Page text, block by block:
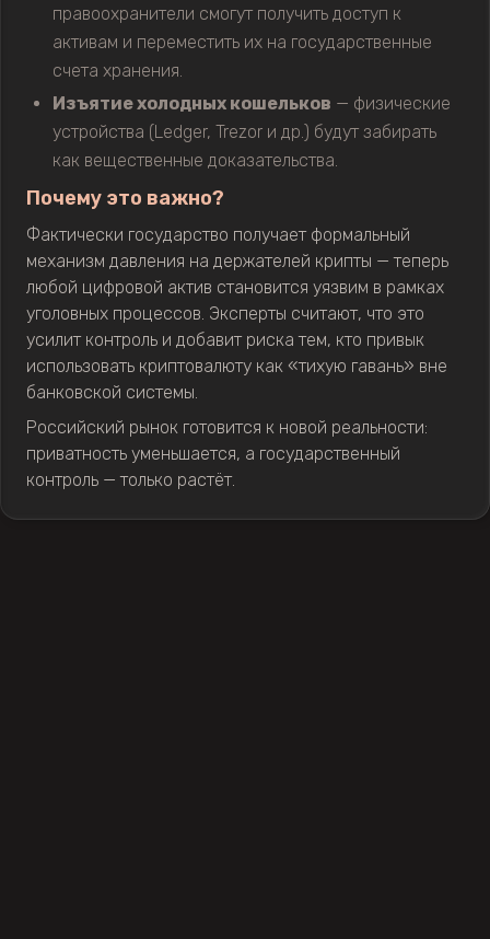
правоохранители смогут получить доступ к
активам и переместить их на государственные
счета хранения.
Изъятие холодных кошельков — физические
устройства (Ledger, Trezor и др.) будут забирать
как вещественные доказательства.
Почему это важно?
Фактически государство получает формальный
механизм давления на держателей крипты — теперь
любой цифровой актив становится уязвим в рамках
уголовных процессов. Эксперты считают, что это
усилит контроль и добавит риска тем, кто привык
использовать криптовалюту как «тихую гавань» вне
банковской системы.
Российский рынок готовится к новой реальности:
приватность уменьшается, а государственный
контроль — только растёт.